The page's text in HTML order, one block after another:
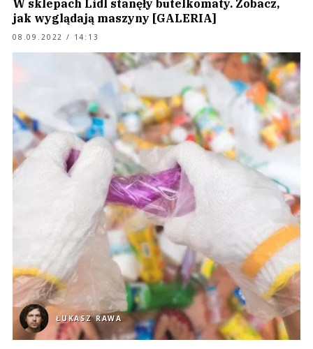
W sklepach Lidl stanęły butelkomaty. Zobacz,
jak wyglądają maszyny [GALERIA]
08.09.2022 / 14:13
ŁUKASZ RAWA